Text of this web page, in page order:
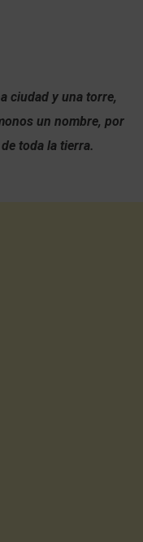
ciudad y una torre,
un nombre, por
toda la tierra.